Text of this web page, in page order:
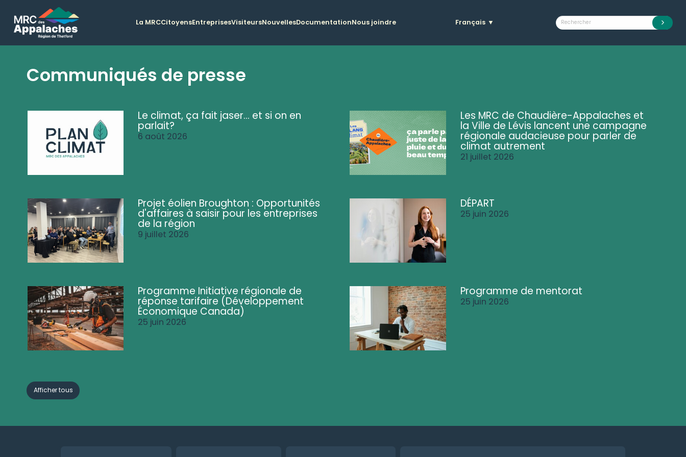
La MRCCitoyensEntreprisesVisiteursNouvellesDocumentationNous joindre Français ▼
Communiqués de presse
Le climat, ça fait jaser... et si on en
parlait?
6 août 2026
Les MRC de Chaudière-Appalaches et
la Ville de Lévis lancent une campagne
régionale audacieuse pour parler de
climat autrement
21 juillet 2026
Projet éolien Broughton : Opportunités
d'affaires à saisir pour les entreprises
de la région
9 juillet 2026
DÉPART
25 juin 2026
Programme Initiative régionale de
réponse tarifaire (Développement
Économique Canada)
25 juin 2026
Programme de mentorat
25 juin 2026
Afficher tous